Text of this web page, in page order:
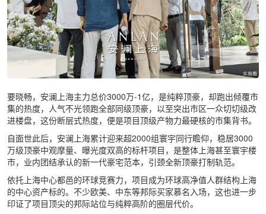
要晓畅，安澜上海主力总价3000万-1亿，是纯粹顶豪，却跑出倾覆市
集的热度，人气不光领跑全部同级顶豪，以至突出市区一众切切级改
进楼盘，这份断层式热度，便是项目顶级产物力最硬核的市集背书。
自面世此后，安澜上海累计迎来超2000组寰宇同行瞻仰，稳居3000
万级顶豪中观摩量、曝光度双高的标杆项目，是整体上海甚至寰宇楼
市，业内团结承认的新一代豪宅范本，引颈全新顶豪打制轨范。
依托上海中心都邑的环球竞赛力，项目成为环球高净值人群结构上海
的中心资产标的。不少欧美、中东等邦际买家慕名入场，这也进一步
印证了项目顶尖的邦际站位与纯粹高阶的圈层代价。